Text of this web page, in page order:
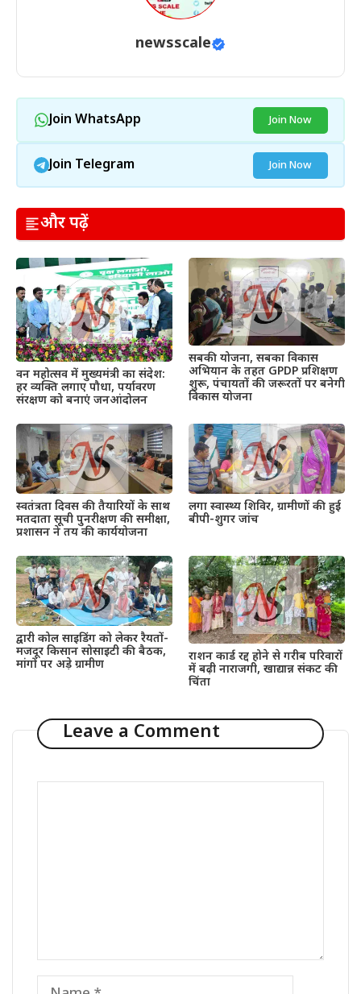
newsscale
Join WhatsApp Join Now
Join Telegram Join Now
और पढ़ें
वन महोत्सव में मुख्यमंत्री का संदेश:
हर व्यक्ति लगाए पौधा, पर्यावरण
संरक्षण को बनाएं जनआंदोलन
सबकी योजना, सबका विकास
अभियान के तहत GPDP प्रशिक्षण
शुरू, पंचायतों की जरूरतों पर बनेगी
विकास योजना
स्वतंत्रता दिवस की तैयारियों के साथ
मतदाता सूची पुनरीक्षण की समीक्षा,
प्रशासन ने तय की कार्ययोजना
लगा स्वास्थ्य शिविर, ग्रामीणों की हुई
बीपी-शुगर जांच
द्वारी कोल साइडिंग को लेकर रैयतों-
मजदूर किसान सोसाइटी की बैठक,
मांगों पर अड़े ग्रामीण
राशन कार्ड रद्द होने से गरीब परिवारों
में बढ़ी नाराजगी, खाद्यान्न संकट की
चिंता
Leave a Comment
Name